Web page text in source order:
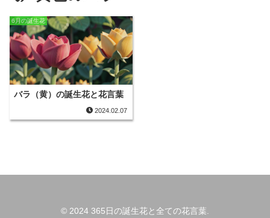
6月の誕生花
バラ（黄）の誕生花と花言葉
2024.02.07
© 2024 365日の誕生花と全ての花言葉.